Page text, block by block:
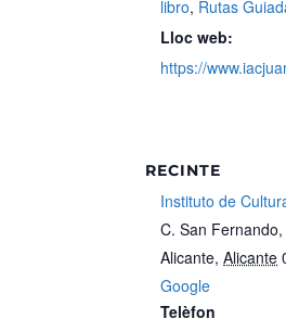
libro, Rutas
Lloc web:
https://
RECINTE
Instituto de
C. San
Alicante, Alicante
Google
Telèfon